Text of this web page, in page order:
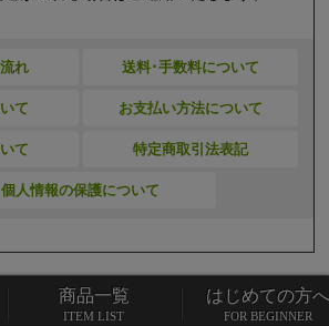
れ 送料･手数料について
て お支払い方法について
て 特定商取引法表記
個人情報の保護について
商品一覧
商品一覧
ITEM LIST
はじめての方へ
FOR BEGINNER